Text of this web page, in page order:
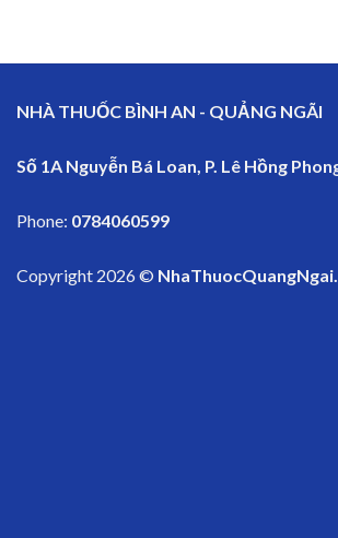
NHÀ THUỐC BÌNH AN - QUẢNG NGÃI
Số 1A Nguyễn Bá Loan, P. Lê Hồng
Phone: 0784060599
Copyright 2026 ©